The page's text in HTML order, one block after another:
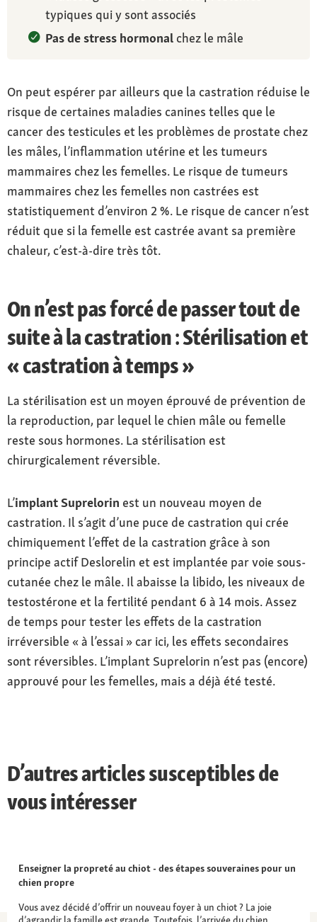
typiques qui y sont associés
Pas de stress hormonal chez le mâle
On peut espérer par ailleurs que la castration réduise le
risque de certaines maladies canines telles que le
cancer des testicules et les problèmes de prostate chez
les mâles, l’inflammation utérine et les tumeurs
mammaires chez les femelles. Le risque de tumeurs
mammaires chez les femelles non castrées est
statistiquement d’environ 2 %. Le risque de cancer n’est
réduit que si la femelle est castrée avant sa première
chaleur, c’est-à-dire très tôt.
On n’est pas forcé de passer tout de
suite à la castration : Stérilisation et
« castration à temps »
La stérilisation est un moyen éprouvé de prévention de
la reproduction, par lequel le chien mâle ou femelle
reste sous hormones. La stérilisation est
chirurgicalement réversible.
L’implant Suprelorin est un nouveau moyen de
castration. Il s’agit d’une puce de castration qui crée
chimiquement l’effet de la castration grâce à son
principe actif Deslorelin et est implantée par voie sous-
cutanée chez le mâle. Il abaisse la libido, les niveaux de
testostérone et la fertilité pendant 6 à 14 mois. Assez
de temps pour tester les effets de la castration
irréversible « à l’essai » car ici, les effets secondaires
sont réversibles. L’implant Suprelorin n’est pas (encore)
approuvé pour les femelles, mais a déjà été testé.
D’autres articles susceptibles de
vous intéresser
Enseigner la propreté au chiot - des étapes souveraines pour un
chien propre
Vous avez décidé d’offrir un nouveau foyer à un chiot ? La joie